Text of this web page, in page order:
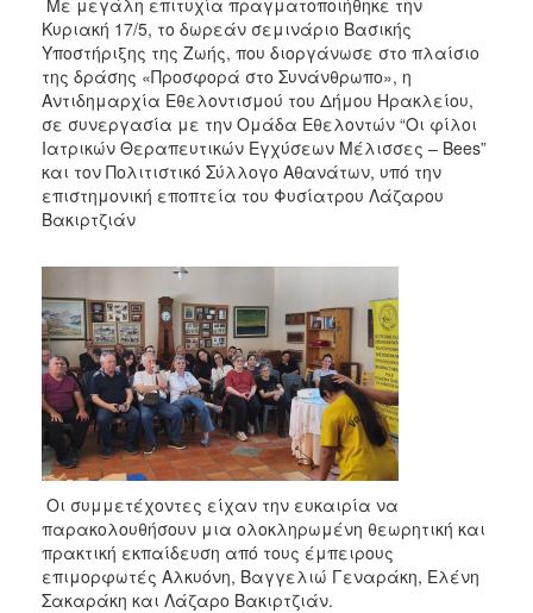
ΑΝΘΕΚΤΙΚΗ
ΠΟΛΗΚυριακή 17/5, το δωρεάν σεμινάριο Βασικής
Υποστήριξης της Ζωής, που διοργάνωσε στο πλαίσιο
της δράσης «Προσφορά στο Συνάνθρωπο», η
Αντιδημαρχία Εθελοντισμού του Δήμου Ηρακλείου,
σε συνεργασία με την Ομάδα Εθελοντών “Οι φίλοι
Ιατρικών Θεραπευτικών Εγχύσεων Μέλισσες – Bees”
και τον Πολιτιστικό Σύλλογο Αθανάτων, υπό την
επιστημονική εποπτεία του Φυσίατρου Λάζαρου
Βακιρτζιάν
Οι συμμετέχοντες είχαν την ευκαιρία να
παρακολουθήσουν μια ολοκληρωμένη θεωρητική και
πρακτική εκπαίδευση από τους έμπειρους
επιμορφωτές Αλκυόνη, Βαγγελιώ Γεναράκη, Ελένη
Σακαράκη και Λάζαρο Βακιρτζιάν.